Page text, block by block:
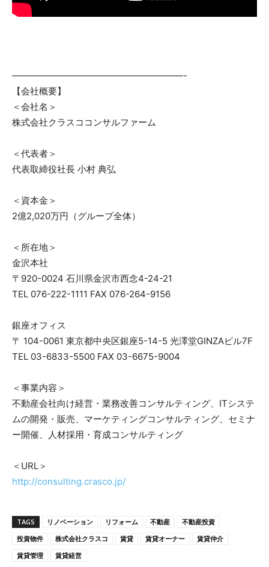
———————————————————-
【会社概要】
＜会社名＞
株式会社クラスココンサルファーム
＜代表者＞
代表取締役社長 小村 典弘
＜資本金＞
2億2,020万円（グループ全体）
＜所在地＞
金沢本社
〒920-0024 石川県金沢市西念4-24-21
TEL 076-222-1111 FAX 076-264-9156
銀座オフィス
〒 104-0061 東京都中央区銀座5-14-5 光澤堂GINZAビル7F
TEL 03-6833-5500 FAX 03-6675-9004
＜事業内容＞
不動産会社向け経営・業務改善コンサルティング、ITシステ
ムの開発・販売、マーケティングコンサルティング、セミナ
ー開催、人材採用・育成コンサルティング
＜URL＞
http://consulting.crasco.jp/
TAGS リノベーション リフォーム 不動産
不動産投資
投資物件
株式会社クラスコ 賃貸 賃貸オーナー
賃貸仲介
賃貸管理
賃貸経営